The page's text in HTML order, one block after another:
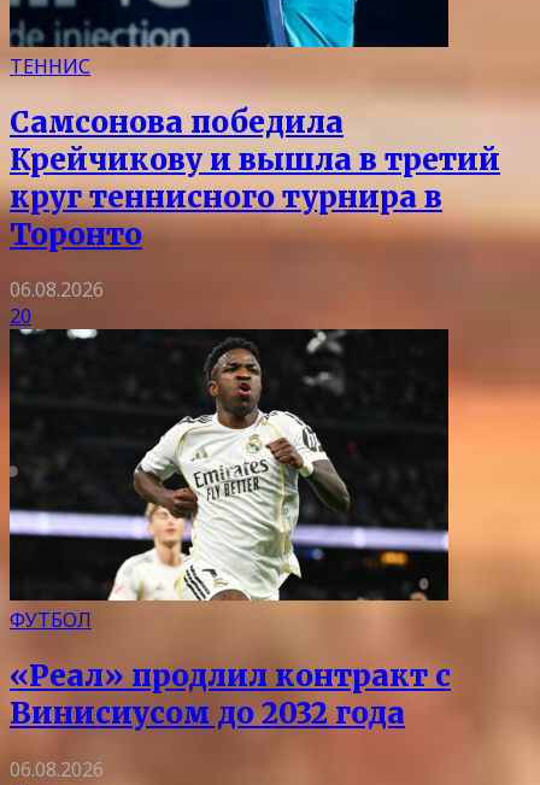
ТЕННИС
Самсонова победила
Крейчикову и вышла в третий
круг теннисного турнира в
Торонто
06.08.2026
20
ФУТБОЛ
«Реал» продлил контракт с
Винисиусом до 2032 года
06.08.2026